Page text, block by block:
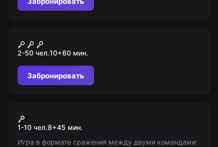
Тайны Гравити Фолз
2-50 чел.10+60 мин.
Забронировать
Warpoint
1-10 чел.8+45 мин.
Игра в формате сражения между двуми командами: